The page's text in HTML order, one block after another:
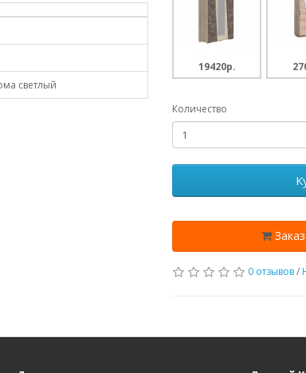
светлый
19420p.
Количество
0 отзывов/